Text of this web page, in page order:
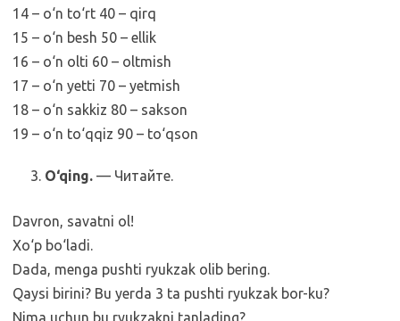
14 – o‘n to‘rt 40 – qirq
15 – o‘n besh 50 – ellik
16 – o‘n olti 60 – oltmish
17 – o‘n yetti 70 – yetmish
18 – o‘n sakkiz 80 – sakson
19 – o‘n to‘qqiz 90 – to‘qson
O‘qing. — Читайте.
Davron, savatni ol!
Xo‘p bo‘ladi.
Dada, menga pushti ryukzak olib bering.
Qaysi birini? Bu yerda 3 ta pushti ryukzak bor-ku?
Nima uchun bu ryukzakni tanlading?